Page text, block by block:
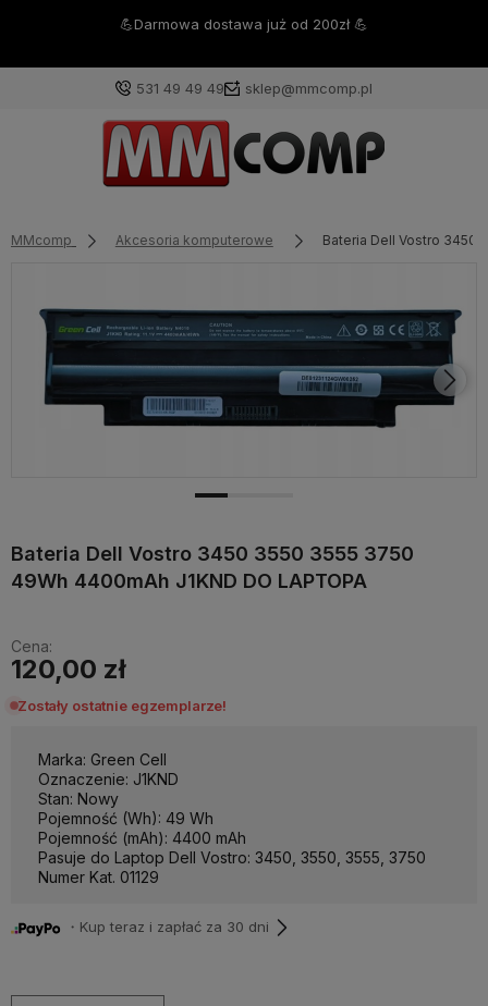
💪Darmowa dostawa już od 200zł 💪
531 49 49 49 sklep@mmcomp.pl
MMcomp Akcesoria komputerowe Bateria Dell Vostro 3450
Bateria Dell Vostro 3450 3550 3555 3750
49Wh 4400mAh J1KND DO LAPTOPA
Cena:
120,00 zł
Zostały ostatnie egzemplarze!
Marka: Green Cell
Oznaczenie: J1KND
Stan: Nowy
Pojemność (Wh): 49 Wh
Pojemność (mAh): 4400 mAh
Pasuje do Laptop Dell Vostro: 3450, 3550, 3555, 3750
Numer Kat. 01129
・Kup teraz i zapłać za 30 dni